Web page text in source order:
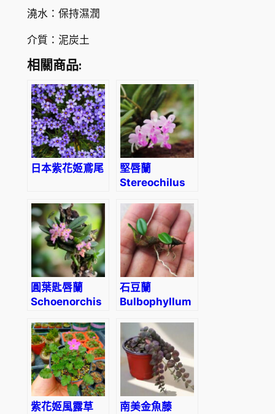
e
u
e
a
數
量
澆水：保持濕潤
介質：泥炭土
相關商品:
日本紫花姬鳶尾
堅唇蘭
Stereochilus
圓葉匙唇蘭
Schoenorchis
石豆蘭
Bulbophyllum
紫花姬風露草
南美金魚藤